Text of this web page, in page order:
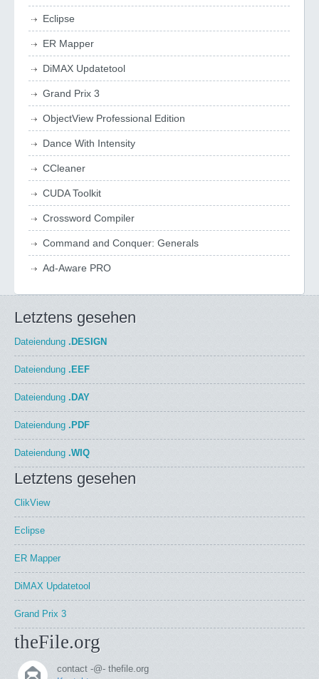
Eclipse
ER Mapper
DiMAX Updatetool
Grand Prix 3
ObjectView Professional Edition
Dance With Intensity
CCleaner
CUDA Toolkit
Crossword Compiler
Command and Conquer: Generals
Ad-Aware PRO
Letztens gesehen
Dateiendung .DESIGN
Dateiendung .EEF
Dateiendung .DAY
Dateiendung .PDF
Dateiendung .WIQ
Letztens gesehen
ClikView
Eclipse
ER Mapper
DiMAX Updatetool
Grand Prix 3
theFile.org
contact -@- thefile.org